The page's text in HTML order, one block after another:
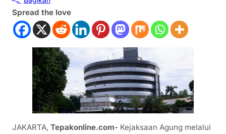
Spread the love
JAKARTA, Tepakonline.com- Kejaksaan Agung melalui